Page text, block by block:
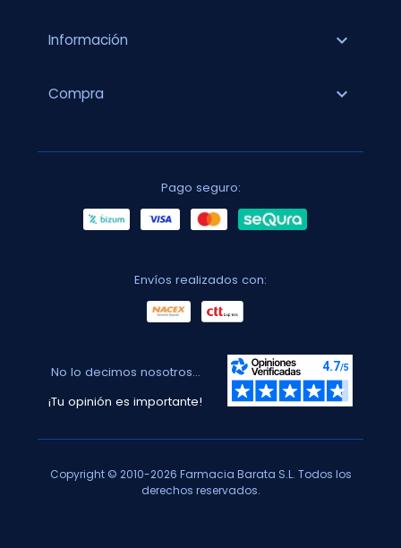
Información expand_more
Compra expand_more
Pago seguro:
Envíos realizados con:
No lo decimos nosotros...
¡Tu opinión es importante!
Copyright © 2010-2026 Farmacia Barata S.L. Todos los
derechos reservados.